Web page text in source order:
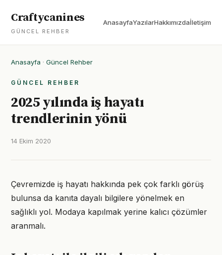
Craftycanines
GÜNCEL REHBER
AnasayfaYazılarHakkımızdaİletişim
Anasayfa · Güncel Rehber
GÜNCEL REHBER
2025 yılında iş hayatı
trendlerinin yönü
14 Ekim 2020
Çevremizde iş hayatı hakkında pek çok farklı görüş
bulunsa da kanıta dayalı bilgilere yönelmek en
sağlıklı yol. Modaya kapılmak yerine kalıcı çözümler
aranmalı.